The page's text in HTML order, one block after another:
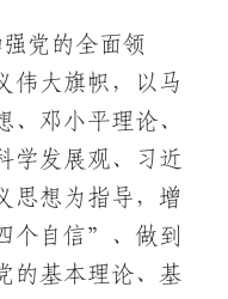
党的全面领
伟大旗帜，以马
、邓小平理论、
学发展观、习近
思想为指导，增
自信”、做到
的基本理论、基